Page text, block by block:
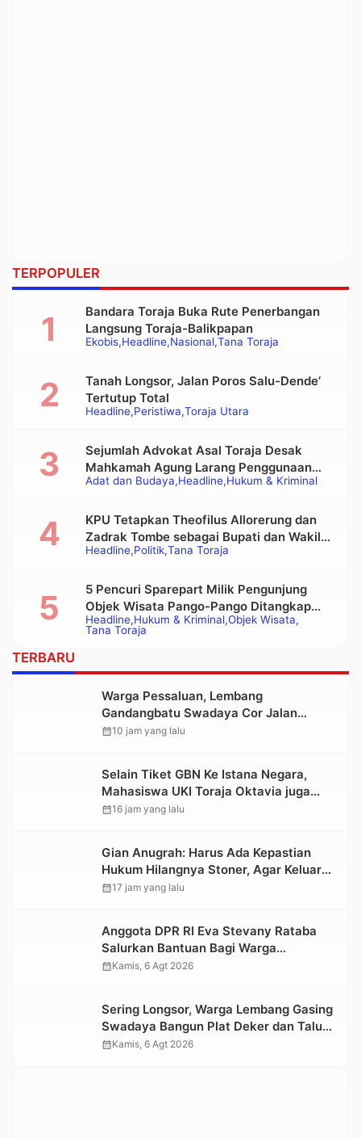
TERPOPULER
Ekobis Headline Nasional Tana Toraja
Bandara Toraja Buka Rute Penerbangan
Langsung Toraja-Balikpapan
Headline Peristiwa Toraja Utara
Tanah Longsor, Jalan Poros Salu-Dende’
Tertutup Total
Adat dan Budaya Headline Hukum & Kriminal
Sejumlah Advokat Asal Toraja Desak
Mahkamah Agung Larang Penggunaan
Alat Berat pada Eksekusi Rumah Adat
Headline Politik Tana Toraja
KPU Tetapkan Theofilus Allorerung dan
Zadrak Tombe sebagai Bupati dan Wakil
Bupati Tana Toraja Terpilih
Headline Hukum & Kriminal Objek Wisata
Tana Toraja
5 Pencuri Sparepart Milik Pengunjung
Objek Wisata Pango-Pango Ditangkap
Polisi
TERBARU
Warga Pessaluan, Lembang
Gandangbatu Swadaya Cor Jalan
Kabupaten
calendar_month10 jam yang lalu
Selain Tiket GBN Ke Istana Negara,
Mahasiswa UKI Toraja Oktavia juga
Lolos ke Pekan Seni Mahasiswa
calendar_month16 jam yang lalu
Gian Anugrah: Harus Ada Kepastian
Hukum Hilangnya Stoner, Agar Keluarga
tidak Larut dalam Trauma dan
calendar_month17 jam yang lalu
Anggota DPR RI Eva Stevany Rataba
Salurkan Bantuan Bagi Warga
Terdampak Longsor di Buntu Pepasan
calendar_monthKamis, 6 Agt 2026
Sering Longsor, Warga Lembang Gasing
Swadaya Bangun Plat Deker dan Talut
Jalan Penghubung Antar Lembang
calendar_monthKamis, 6 Agt 2026